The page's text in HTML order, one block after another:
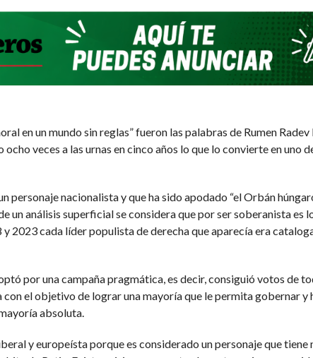
en un mundo sin reglas” fueron las palabras de Rumen
veces a las urnas en cinco años lo que lo convierte en uno
personaje nacionalista y que ha sido apodado “el Orbán
un análisis superficial se considera que por ser soberanista es
cada líder populista de derecha que aparecía era
por una campaña pragmática, es decir, consiguió votos de
el objetivo de lograr una mayoría que le permita gobernar y
absoluta.
y europeísta porque es considerado un personaje que tiene